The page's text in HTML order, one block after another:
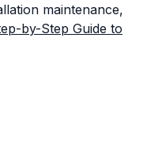
maintenance,
by-Step Guide to